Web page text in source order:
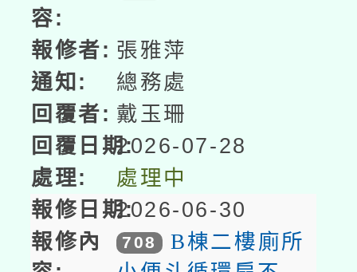
張雅萍
總務處
戴玉珊
2026-07-28
處理中
2026-06-30
708
B棟二樓廁所